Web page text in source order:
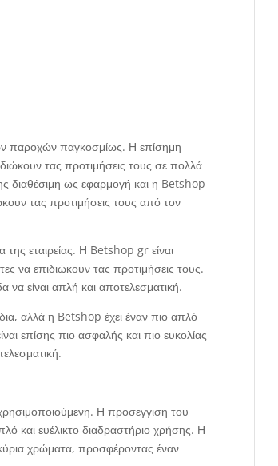
παροχών παγκοσμίως. Η επίσημη
τας προτιμήσεις τους σε πολλά
διαθέσιμη ως εφαρμογή και η Betshop
τας προτιμήσεις τους από τον
εταιρείας. Η Betshop gr είναι
να επιδιώκουν τας προτιμήσεις τους.
να είναι απλή και αποτελεσματική.
αλλά η Betshop έχει έναν πιο απλό
επίσης πιο ασφαλής και πιο ευκολίας
Η προσεγγιση του
και ευέλικτο διαδραστήριο χρήσης. Η
κύρια χρώματα, προσφέροντας έναν